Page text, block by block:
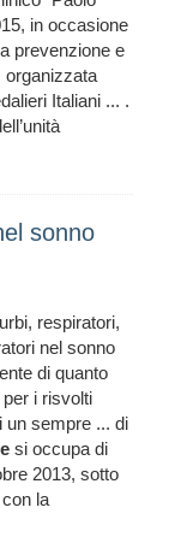
in occasione
prevenzione e
organizzata
Italiani ... .
sonno
respiratori,
nel sonno
di quanto
i risvolti
un sempre ... di
si occupa di
2013, sotto
la